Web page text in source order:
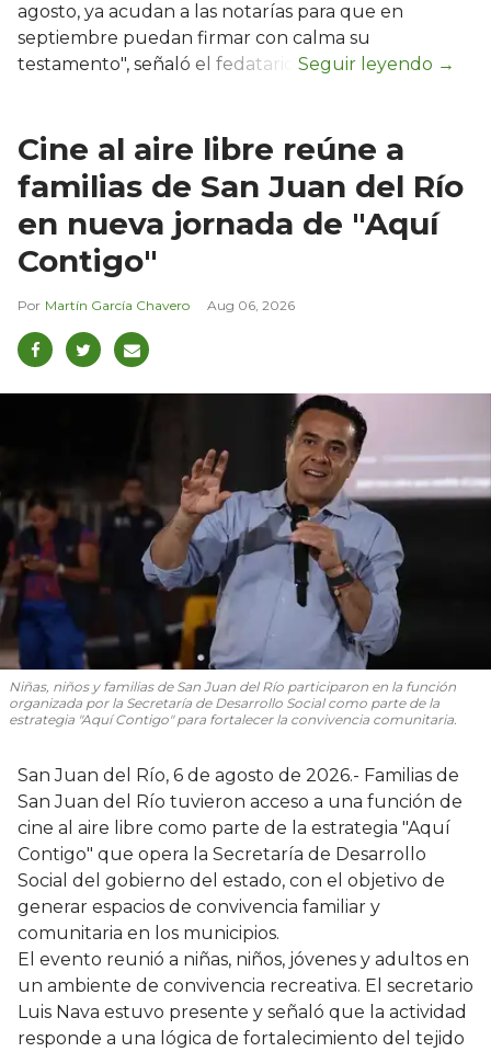
agosto, ya acudan a las notarías para que en
septiembre puedan firmar con calma su
testamento", señaló el fedatario.
Cine al aire libre reúne a
familias de San Juan del Río
en nueva jornada de "Aquí
Contigo"
Martín García Chavero Aug 06, 2026
Niñas, niños y familias de San Juan del Río participaron en la función
organizada por la Secretaría de Desarrollo Social como parte de la
estrategia "Aquí Contigo" para fortalecer la convivencia comunitaria.
San Juan del Río, 6 de agosto de 2026.- Familias de
San Juan del Río tuvieron acceso a una función de
cine al aire libre como parte de la estrategia "Aquí
Contigo" que opera la Secretaría de Desarrollo
Social del gobierno del estado, con el objetivo de
generar espacios de convivencia familiar y
comunitaria en los municipios.
El evento reunió a niñas, niños, jóvenes y adultos en
un ambiente de convivencia recreativa. El secretario
Luis Nava estuvo presente y señaló que la actividad
responde a una lógica de fortalecimiento del tejido